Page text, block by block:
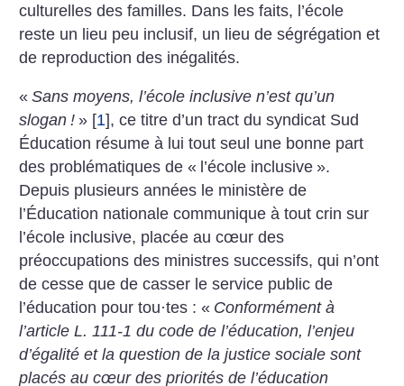
culturelles des familles. Dans les faits, l’école
reste un lieu peu inclusif, un lieu de ségrégation et
de reproduction des inégalités.
« Sans moyens, l’école inclusive n’est qu’un
slogan ! » [1], ce titre d’un tract du syndicat Sud
Éducation résume à lui tout seul une bonne part
des problématiques de « l’école inclusive ».
Depuis plusieurs années le ministère de
l’Éducation nationale communique à tout crin sur
l’école inclusive, placée au cœur des
préoccupations des ministres successifs, qui n’ont
de cesse que de casser le service public de
l’éducation pour tou·tes : « Conformément à
l’article L. 111-1 du code de l’éducation, l’enjeu
d’égalité et la question de la justice sociale sont
placés au cœur des priorités de l’éducation